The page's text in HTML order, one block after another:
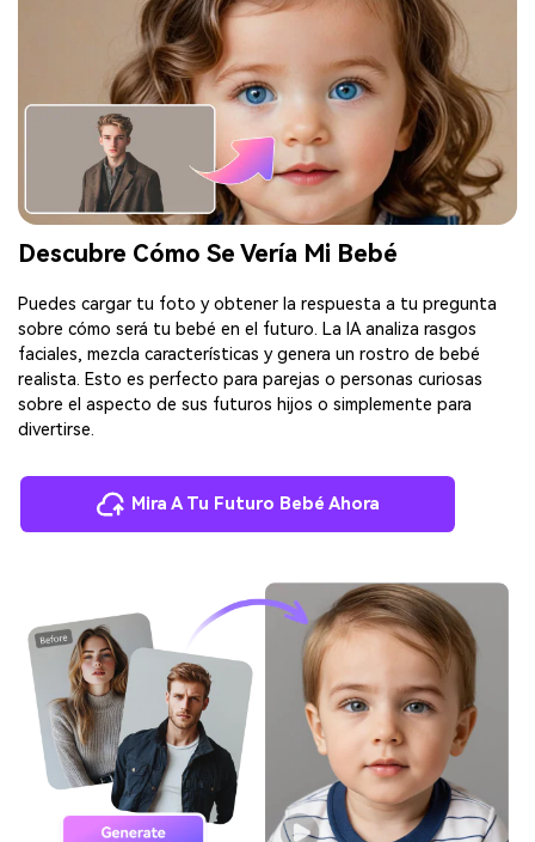
Descubre Cómo Se Vería Mi Bebé
Puedes cargar tu foto y obtener la respuesta a tu pregunta
sobre cómo será tu bebé en el futuro. La IA analiza rasgos
faciales, mezcla características y genera un rostro de bebé
realista. Esto es perfecto para parejas o personas curiosas
sobre el aspecto de sus futuros hijos o simplemente para
divertirse.
Mira A Tu Futuro Bebé Ahora